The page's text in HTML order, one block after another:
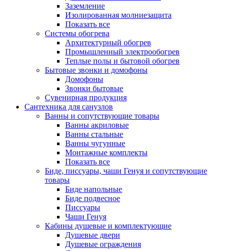
Заземление
Изолированная молниезащита
Показать все
Системы обогрева
Архитектурный обогрев
Промышленный электрообогрев
Теплые полы и бытовой обогрев
Бытовые звонки и домофоны
Домофоны
Звонки бытовые
Сувенирная продукция
Сантехника для санузлов
Ванны и сопутствующие товары
Ванны акриловые
Ванны стальные
Ванны чугунные
Монтажные комплекты
Показать все
Биде, писсуары, чаши Генуя и сопутствующие
товары
Биде напольные
Биде подвесное
Писсуары
Чаши Генуя
Кабины душевые и комплектующие
Душевые двери
Душевые ограждения